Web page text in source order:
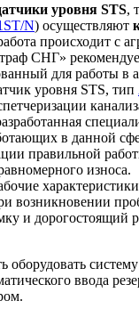
уровня STS,
N) осуществляют
происходит с
СНГ»
для работы в
уровня STS, тип
в данной
правильной
износа.
возникновении
и дорогостоящий
оборудовать
ввода